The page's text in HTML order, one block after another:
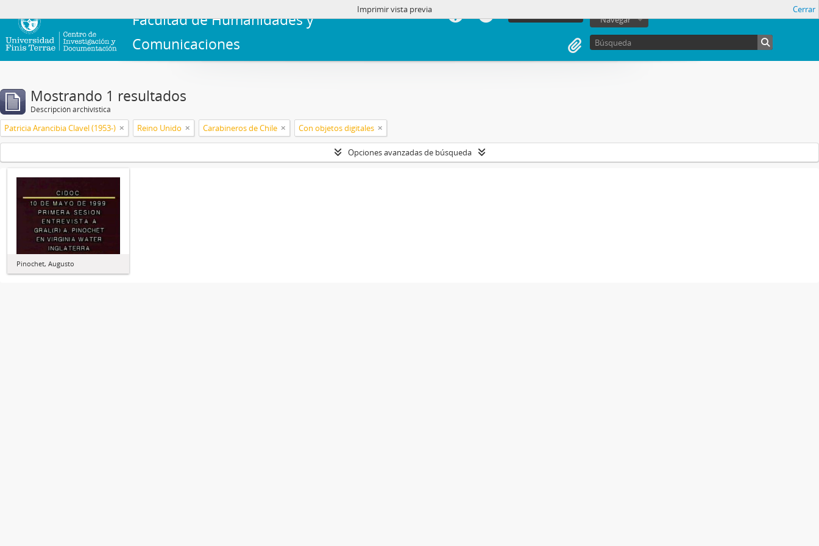
Facultad de Humanidades y
Comunicaciones
Navegar
Imprimir vista previa Cerrar
Mostrando 1 resultados
Descripción archivística
Patricia Arancibia Clavel (1953-) Reino Unido Carabineros de Chile Con objetos digitales
Opciones avanzadas de búsqueda
Pinochet, Augusto